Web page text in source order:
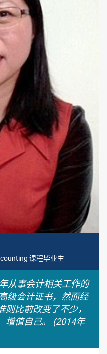
从事会计相关工作的
级会计证书，然而经
比前改变了不少，
增值自己。 (2014年
课程毕业生